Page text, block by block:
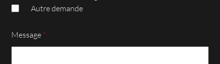
Autre demande
Message *